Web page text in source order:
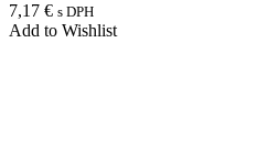
7,17 € s DPH
Add to Wishlist